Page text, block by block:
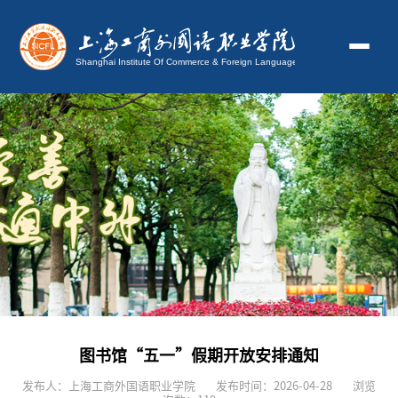
图书馆“五一”假期开放安排通知
发布人：上海工商外国语职业学院 发布时间：2026-04-28
浏览